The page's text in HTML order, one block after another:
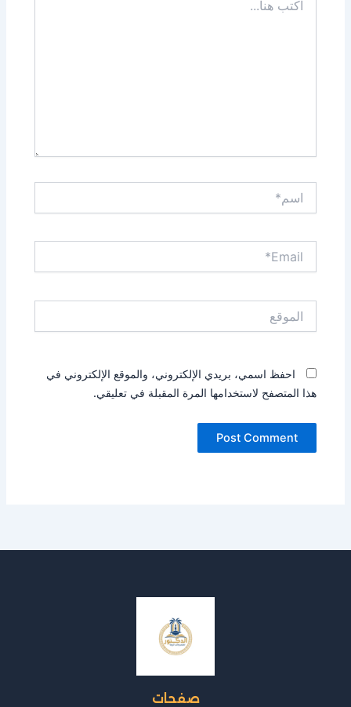
هنا...
احفظ اسمي، بريدي الإلكتروني، والموقع الإلكتروني في
هذا المتصفح لاستخدامها المرة المقبلة في تعليقي.
صفحات